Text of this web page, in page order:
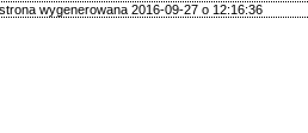
wygenerowana 2016-09-27 o 12:16:36